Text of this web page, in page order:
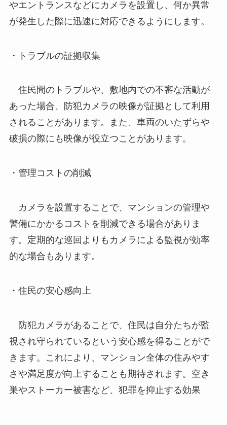
やエントランスなどにカメラを設置し、何か異常
が発生した際に迅速に対応できるようにします。
・トラブルの証拠収集
住民間のトラブルや、敷地内での不審な活動が
あった場合、防犯カメラの映像が証拠として利用
されることがあります。また、車両のいたずらや
破損の際にも映像が役立つことがあります。
・管理コストの削減
カメラを設置することで、マンションの管理や
警備にかかるコストを削減できる場合がありま
す。定期的な巡回よりもカメラによる監視が効率
的な場合もあります。
・住民の安心感向上
防犯カメラがあることで、住民は自分たちが監
視され守られているという安心感を得ることがで
きます。これにより、マンション全体の住みやす
さや満足度が向上することも期待されます。空き
巣やストーカー被害など、犯罪を抑止する効果